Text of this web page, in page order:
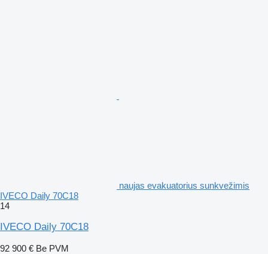
naujas evakuatorius sunkvežimis
IVECO Daily 70C18
14
IVECO Daily 70C18
92 900 € Be PVM